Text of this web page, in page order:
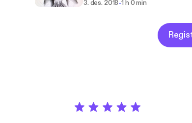
his son to a heroin overdose
moment thereby overcoming
3. des. 2018-1 h 0 min